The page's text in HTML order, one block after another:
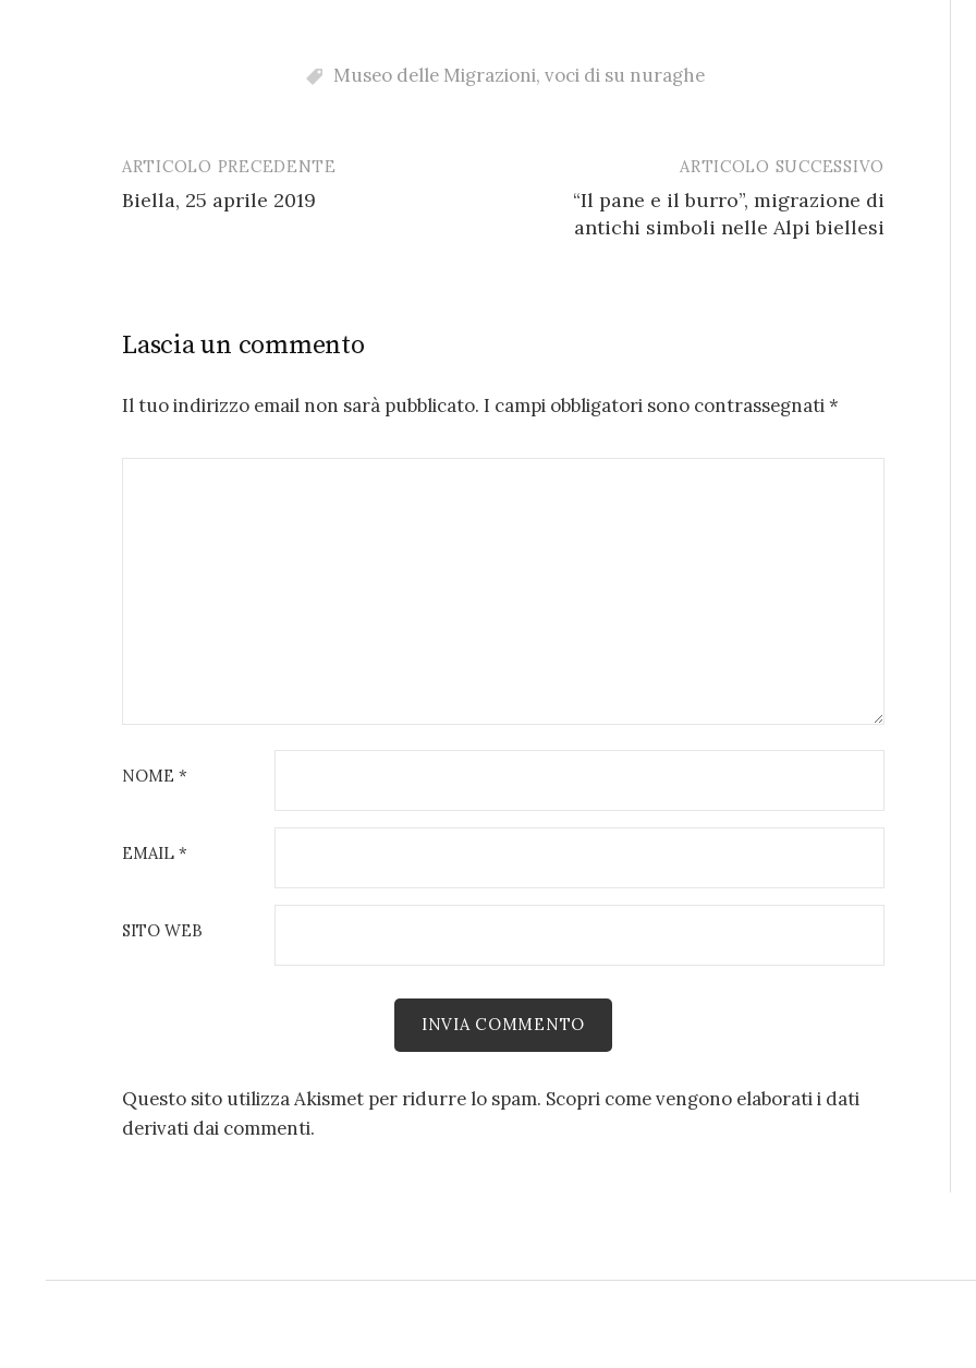
Museo delle Migrazioni, voci di su nuraghe
Post
navigation
ARTICOLO PRECEDENTE
Biella, 25 aprile 2019
ARTICOLO SUCCESSIVO
“Il pane e il burro”, migrazione di
antichi simboli nelle Alpi biellesi
Lascia un commento
Il tuo indirizzo email non sarà pubblicato. I campi obbligatori sono contrassegnati*
NOME *
EMAIL *
SITO WEB
Questo sito utilizza Akismet per ridurre lo spam. Scopri come vengono elaborati i dati
derivati dai commenti.